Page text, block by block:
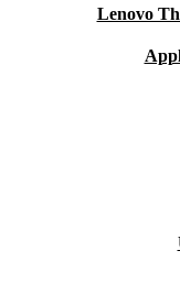
Lenovo